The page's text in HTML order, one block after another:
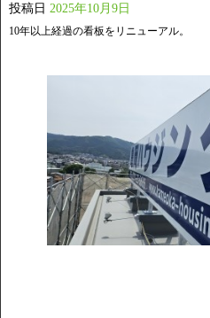
投稿日 2025年10月9日
10年以上経過の看板をリニューアル。